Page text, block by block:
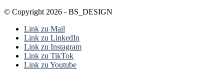
© Copyright 2026 - BS_DESIGN
Link zu Mail
Link zu LinkedIn
Link zu Instagram
Link zu TikTok
Link zu Youtube